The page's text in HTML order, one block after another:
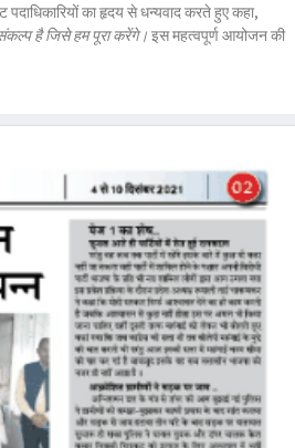
पदाधिकारियों का हृदय से धन्यवाद करते हुए कहा,
है जिसे हम पूरा करेंगे।इस महत्वपूर्ण आयोजन की